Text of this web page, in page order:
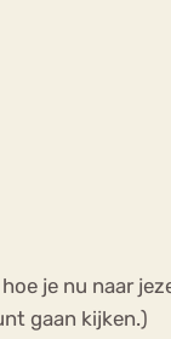
je nu naar
gaan kijken.)